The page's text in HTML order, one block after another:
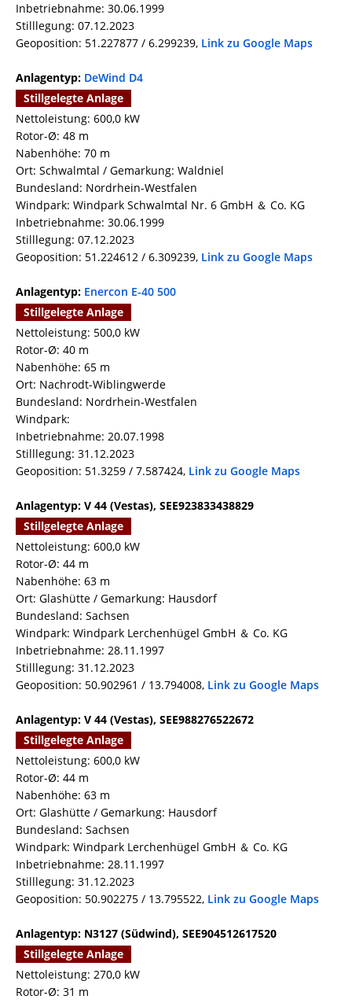
Inbetriebnahme: 30.06.1999
Stilllegung: 07.12.2023
Geoposition: 51.227877 / 6.299239, Link zu Google Maps
Anlagentyp: DeWind D4
Stillgelegte Anlage
Nettoleistung: 600,0 kW
Rotor-Ø: 48 m
Nabenhöhe: 70 m
Ort: Schwalmtal / Gemarkung: Waldniel
Bundesland: Nordrhein-Westfalen
Windpark: Windpark Schwalmtal Nr. 6 GmbH ＆ Co. KG
Inbetriebnahme: 30.06.1999
Stilllegung: 07.12.2023
Geoposition: 51.224612 / 6.309239, Link zu Google Maps
Anlagentyp: Enercon E-40 500
Stillgelegte Anlage
Nettoleistung: 500,0 kW
Rotor-Ø: 40 m
Nabenhöhe: 65 m
Ort: Nachrodt-Wiblingwerde
Bundesland: Nordrhein-Westfalen
Windpark:
Inbetriebnahme: 20.07.1998
Stilllegung: 31.12.2023
Geoposition: 51.3259 / 7.587424, Link zu Google Maps
Anlagentyp: V 44 (Vestas), SEE923833438829
Stillgelegte Anlage
Nettoleistung: 600,0 kW
Rotor-Ø: 44 m
Nabenhöhe: 63 m
Ort: Glashütte / Gemarkung: Hausdorf
Bundesland: Sachsen
Windpark: Windpark Lerchenhügel GmbH ＆ Co. KG
Inbetriebnahme: 28.11.1997
Stilllegung: 31.12.2023
Geoposition: 50.902961 / 13.794008, Link zu Google Maps
Anlagentyp: V 44 (Vestas), SEE988276522672
Stillgelegte Anlage
Nettoleistung: 600,0 kW
Rotor-Ø: 44 m
Nabenhöhe: 63 m
Ort: Glashütte / Gemarkung: Hausdorf
Bundesland: Sachsen
Windpark: Windpark Lerchenhügel GmbH ＆ Co. KG
Inbetriebnahme: 28.11.1997
Stilllegung: 31.12.2023
Geoposition: 50.902275 / 13.795522, Link zu Google Maps
Anlagentyp: N3127 (Südwind), SEE904512617520
Stillgelegte Anlage
Nettoleistung: 270,0 kW
Rotor-Ø: 31 m